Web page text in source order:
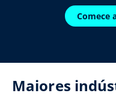
Comece
Maiores